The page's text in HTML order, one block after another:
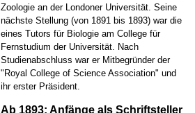
Zoologie an der Londoner Universität. Seine
nächste Stellung (von 1891 bis 1893) war die
eines Tutors für Biologie am College für
Fernstudium der Universität. Nach
Studienabschluss war er Mitbegründer der
"Royal College of Science Association" und
ihr erster Präsident.
Ab 1893: Anfänge als Schriftsteller